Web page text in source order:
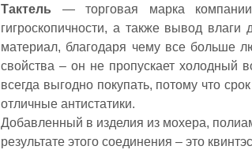
Тактель
— торговая марка
гигроскопичности, а также вывод
материал, благодаря чему все больше
свойства – он не пропускает холодный
всегда выгодно покупать, потому что
отличные антистатики.
Добавленный в изделия из мохера,
результате этого соединения – это